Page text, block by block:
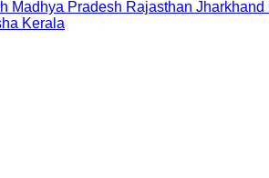
Madhya Pradesh Rajasthan Jharkhand
Kerala